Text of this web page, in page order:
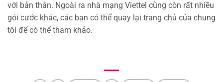
với bản thân. Ngoài ra nhà mạng Viettel cũng còn rất nhiều
gói cước khác, các bạn có thể quay lại trang chủ của chung
tôi để có thể tham khảo.